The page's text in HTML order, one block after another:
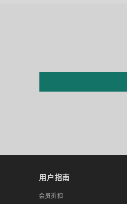
用户指南
会员折扣